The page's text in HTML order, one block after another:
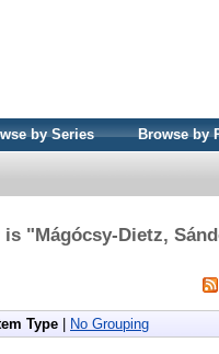
by Series Browse by
is "Mágócsy-Dietz,
Type No Grouping